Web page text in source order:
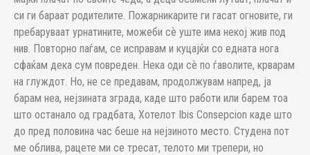
си ги бараат родителите. Пожарникарите ги гасат огновите, ги
пребаруваат урнатините, можеби сѐ уште има некој жив под
нив. Повторно паѓам, се исправам и куцајќи со едната нога
сфаќам дека сум повреден. Нека оди сѐ по ѓаволите, крварам
на глуждот. Но, не се предавам, продолжувам напред, ја
барам неа, нејзината зграда, каде што работи или барем тоа
што останало од градбата, Хотелот Ibis Consepcion каде што
до пред половина час беше на нејзиното место. Студена пот
ме облива, рацете ми се тресат, телото ми трепери, но